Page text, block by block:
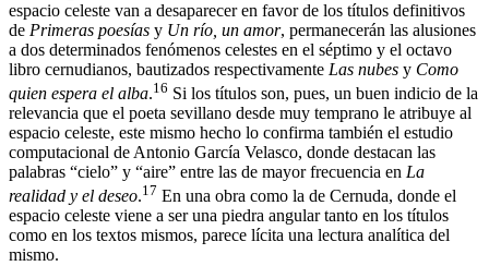
espacio celeste van a desaparecer en favor de los títulos definitivos
de Primeras poesías y Un río, un amor, permanecerán las alusiones
a dos determinados fenómenos celestes en el séptimo y el octavo
libro cernudianos, bautizados respectivamente Las nubes y Como
quien espera el alba.16 Si los títulos son, pues, un buen indicio de la
relevancia que el poeta sevillano desde muy temprano le atribuye al
espacio celeste, este mismo hecho lo confirma también el estudio
computacional de Antonio García Velasco, donde destacan las
palabras “cielo” y “aire” entre las de mayor frecuencia en La
realidad y el deseo.17 En una obra como la de Cernuda, donde el
espacio celeste viene a ser una piedra angular tanto en los títulos
como en los textos mismos, parece lícita una lectura analítica del
mismo.